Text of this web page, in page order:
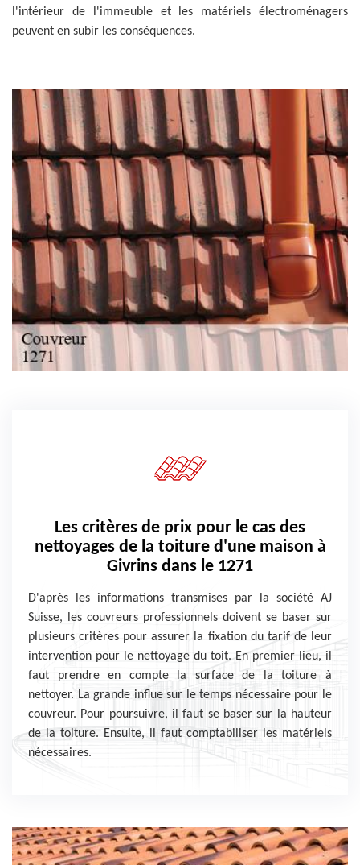
l'intérieur de l'immeuble et les matériels électroménagers
peuvent en subir les conséquences.
Les critères de prix pour le cas des
nettoyages de la toiture d'une maison à
Givrins dans le 1271
D'après les informations transmises par la société AJ
Suisse, les couvreurs professionnels doivent se baser sur
plusieurs critères pour assurer la fixation du tarif de leur
intervention pour le nettoyage du toit. En premier lieu, il
faut prendre en compte la surface de la toiture à
nettoyer. La grande influe sur le temps nécessaire pour le
couvreur. Pour poursuivre, il faut se baser sur la hauteur
de la toiture. Ensuite, il faut comptabiliser les matériels
nécessaires.